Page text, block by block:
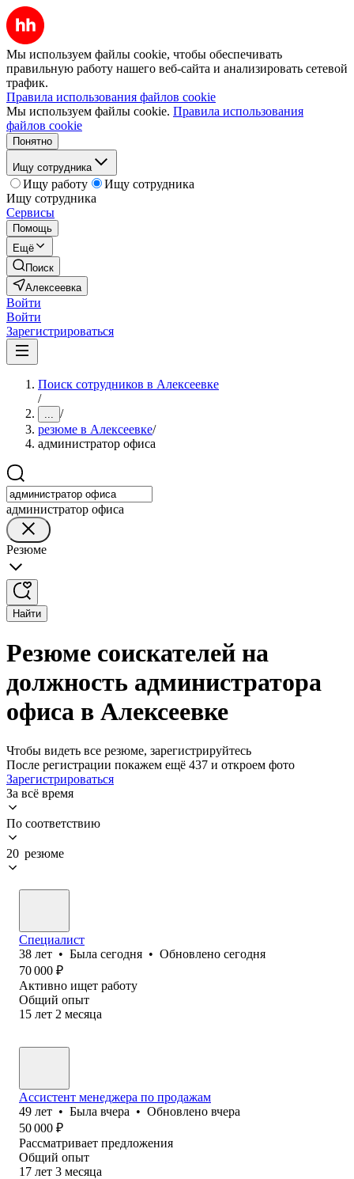
Мы используем файлы cookie, чтобы обеспечивать
правильную работу нашего веб-сайта и анализировать сетевой
трафик.
Правила использования файлов cookie
Мы используем файлы cookie. Правила использования
файлов cookie
Понятно
Ищу сотрудника
Ищу работу
Ищу сотрудника
Ищу сотрудника
Сервисы
Помощь
Ещё
Поиск
Алексеевка
Войти
Войти
Зарегистрироваться
Поиск сотрудников в Алексеевке
/
... /
резюме в Алексеевке/
администратор офиса
администратор офиса
Резюме
Найти
Резюме соискателей на
должность администратора
офиса в Алексеевке
Чтобы видеть все резюме, зарегистрируйтесь
После регистрации покажем ещё 437 и откроем фото
Зарегистрироваться
За всё время
По соответствию
20 резюме
Специалист
38 лет • Была сегодня • Обновлено сегодня
70 000 ₽
Активно ищет работу
Общий опыт
15 лет 2 месяца
Ассистент менеджера по продажам
49 лет • Была вчера • Обновлено вчера
50 000 ₽
Рассматривает предложения
Общий опыт
17 лет 3 месяца